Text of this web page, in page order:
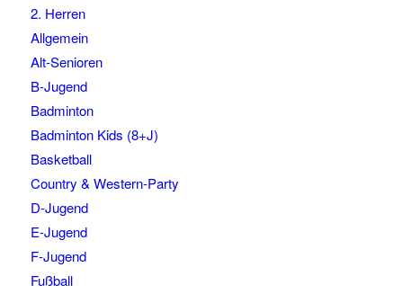
2. Herren
Allgemein
Alt-Senioren
B-Jugend
Badminton
Badminton Kids (8+J)
Basketball
Country & Western-Party
D-Jugend
E-Jugend
F-Jugend
Fußball